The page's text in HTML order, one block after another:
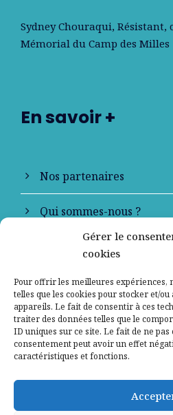
Gérer le
cookies
Pour offrir les meilleures expériences,
telles que les cookies pour stocker et/
appareils. Le fait de consentir à ces
traiter des données telles que le
ID uniques sur ce site. Le fait de ne
consentement peut avoir un effet
caractéristiques et fonctions.
Sydney Chouraqui, Résistant,
Mémorial du Camp des Milles
En savoir +
Nos partenaires
Qui sommes-nous ?
Contactez-nous
Mentions légales
Politique de